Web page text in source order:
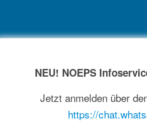
NEWSARCHIV
NEU! NOEPS
Jetzt anmelden über
https://